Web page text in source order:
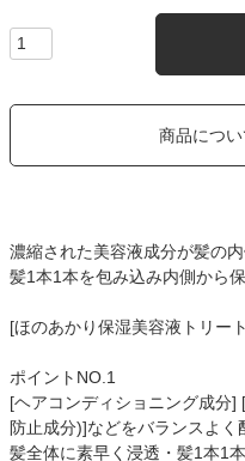
商品につ
濃縮された美容液成分が髪の
髪1本1本を包み込み内側から
[ほのあかり保湿美容液トリー
ポイントNO.1
[ヘアコンディショニング成分
防止成分)]などをバランスよく
髪全体に素早く浸透・髪1本1